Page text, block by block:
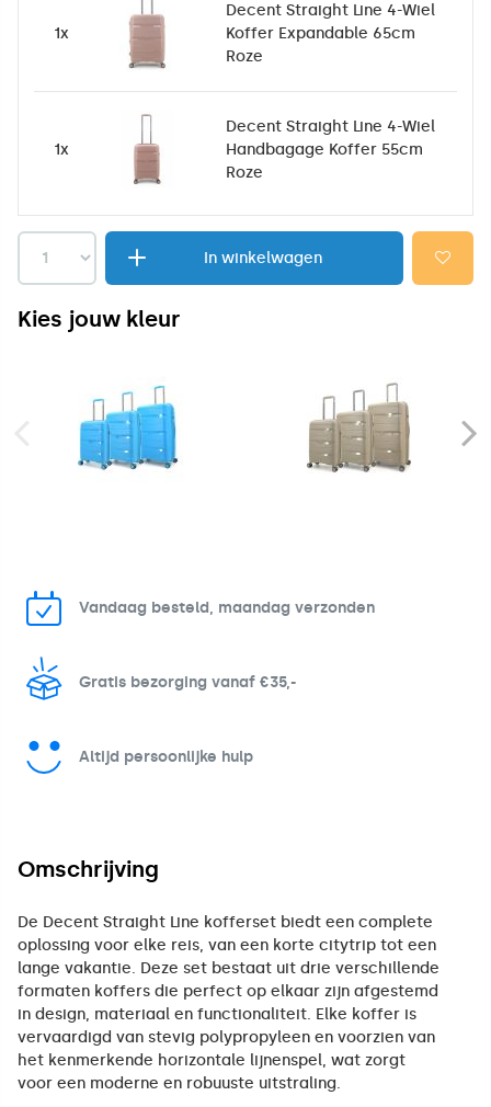
1x
Decent Straight Line 4-Wiel
Koffer Expandable 65cm
Roze
1x
Decent Straight Line 4-Wiel
Handbagage Koffer 55cm
Roze
In winkelwagen
Kies jouw kleur
Vandaag besteld, maandag verzonden
Gratis bezorging vanaf €35,-
Altijd persoonlijke hulp
Omschrijving
De Decent Straight Line kofferset biedt een complete
oplossing voor elke reis, van een korte citytrip tot een
lange vakantie. Deze set bestaat uit drie verschillende
formaten koffers die perfect op elkaar zijn afgestemd
in design, materiaal en functionaliteit. Elke koffer is
vervaardigd van stevig polypropyleen en voorzien van
het kenmerkende horizontale lijnenspel, wat zorgt
voor een moderne en robuuste uitstraling.